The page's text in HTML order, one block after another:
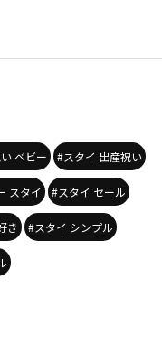
ベビー #スタイ 出産祝い
スタイ #スタイ セール
き #スタイ シンプル